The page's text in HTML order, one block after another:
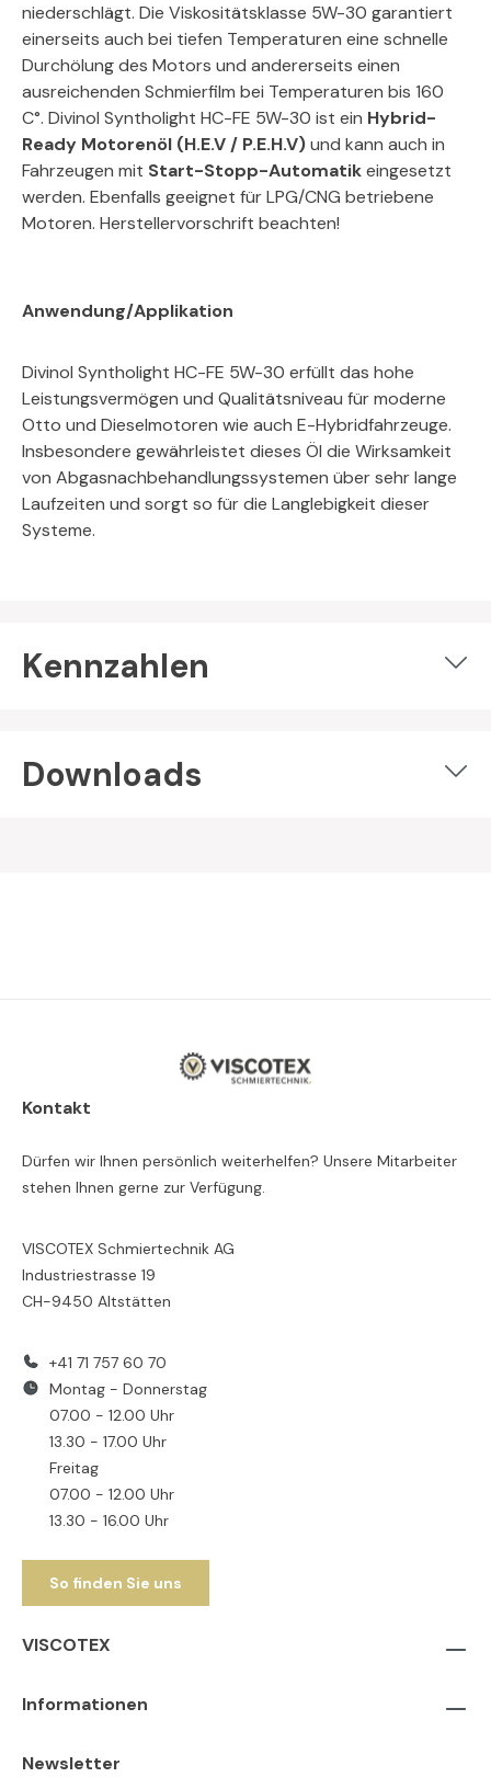
niederschlägt. Die Viskositätsklasse 5W-30 garantiert
einerseits auch bei tiefen Temperaturen eine schnelle
Durchölung des Motors und andererseits einen
ausreichenden Schmierfilm bei Temperaturen bis 160
C°. Divinol Syntholight HC-FE 5W-30 ist ein Hybrid-
Ready Motorenöl (H.E.V / P.E.H.V)und kann auch in
Fahrzeugen mit Start-Stopp-Automatikeingesetzt
werden. Ebenfalls geeignet für LPG/CNG betriebene
Motoren. Herstellervorschrift beachten!
Anwendung/Applikation
Divinol Syntholight HC-FE 5W-30 erfüllt das hohe
Leistungsvermögen und Qualitätsniveau für moderne
Otto und Dieselmotoren wie auch E-Hybridfahrzeuge.
Insbesondere gewährleistet dieses Öl die Wirksamkeit
von Abgasnachbehandlungssystemen über sehr lange
Laufzeiten und sorgt so für die Langlebigkeit dieser
Systeme.
Kennzahlen
Downloads
Kontakt
Dürfen wir Ihnen persönlich weiterhelfen? Unsere Mitarbeiter
stehen Ihnen gerne zur Verfügung.
VISCOTEX Schmiertechnik AG
Industriestrasse 19
CH-9450 Altstätten
+41 71 757 60 70
Montag - Donnerstag
07.00 - 12.00 Uhr
13.30 - 17.00 Uhr
Freitag
07.00 - 12.00 Uhr
13.30 - 16.00 Uhr
So finden Sie uns
VISCOTEX
Informationen
Newsletter